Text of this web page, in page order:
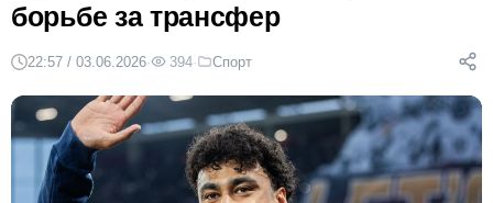
борьбе за трансфер
22:57 / 03.06.2026· 394· Спорт